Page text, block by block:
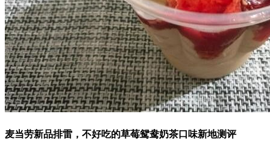
麦当劳新品排雷，不好吃的草莓鸳鸯奶茶口味新地测评